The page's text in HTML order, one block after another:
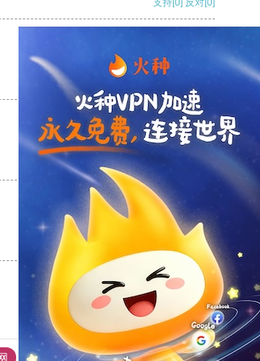
支持[0] 反对[0]
反对
反对[0]
风驰加速器 旋风加速器 八戒看书